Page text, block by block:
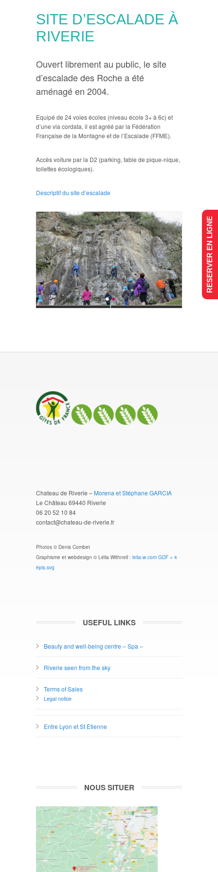
SITE D’ESCALADE À
RIVERIE
Ouvert librement au public, le site
d’escalade des Roche a été
aménagé en 2004.
Equipé de 24 voies écoles (niveau école 3+ à 6c) et
d’une via cordata, il est agréé par la Fédération
Française de la Montagne et de l’Escalade (FFME).
Accès voiture par la D2 (parking, table de pique-nique,
toilettes écologiques).
Descriptif du site d’escalade
Chateau de Riverie –Morena et Stéphane GARCIA
Le Château 69440 Riverie
06 20 52 10 84
contact@chateau-de-riverie.fr
Photos © Denis Combet
Graphisme et webdesign © Lélia Withnell : lelia-w.com GDF + 4
épis.svg
USEFUL LINKS
Beauty and well-being centre – Spa –
Riverie seen from the sky
Terms of Sales
Legal notice
Entre Lyon et St Etienne
NOUS SITUER
RESERVER EN LIGNE